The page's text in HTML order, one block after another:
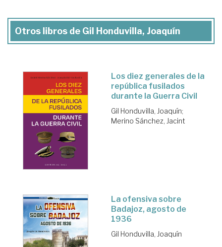
Otros libros de Gil Honduvilla, Joaquín
Los diez generales de la
república fusilados
durante la Guerra Civil
Gil Honduvilla, Joaquín;
Merino Sánchez, Jacint
La ofensiva sobre
Badajoz, agosto de
1936
Gil Honduvilla, Joaquín